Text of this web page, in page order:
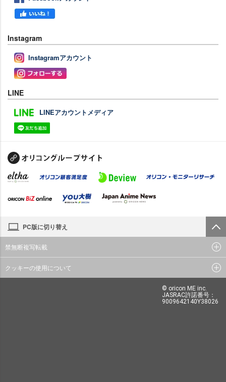
Instagram
Instagramアカウント
LINE
LINEアカウントメディア
PC版に切り替え
禁無断複写転載
クッキーの使用について
© oricon ME inc.
JASRAC許諾番号：
9009642140Y38026